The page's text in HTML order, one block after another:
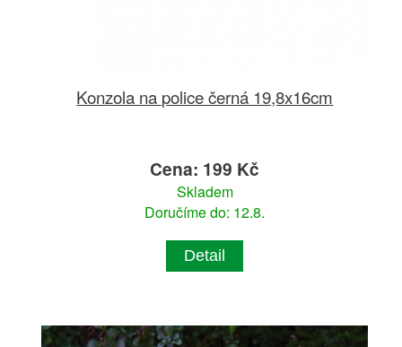
Konzola na police černá 19,8x16cm
Cena: 199 Kč
Skladem
Doručíme do: 12.8.
Detail